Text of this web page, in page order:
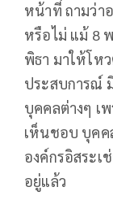
หน้าที่ ถามว่า
หรือไม่ แม้ 8
พิธา มาให้โห
ประสบการณ์
บุคคลต่างๆ เ
เห็นชอบ บุคค
องค์กรอิสระเ
อยู่แล้ว